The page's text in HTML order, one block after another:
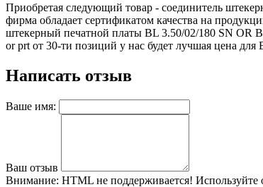
Приобретая следующий товар - соединитель
фирма обладает сертификатом качества на
штекерный печатной платы BL 3.50/02/180 SN OR
or prt от 30-ти позиций у нас будет лучшая цена для
Написать отзыв
Ваше имя:
Ваш отзыв
Внимание: HTML не поддерживается! Используйте